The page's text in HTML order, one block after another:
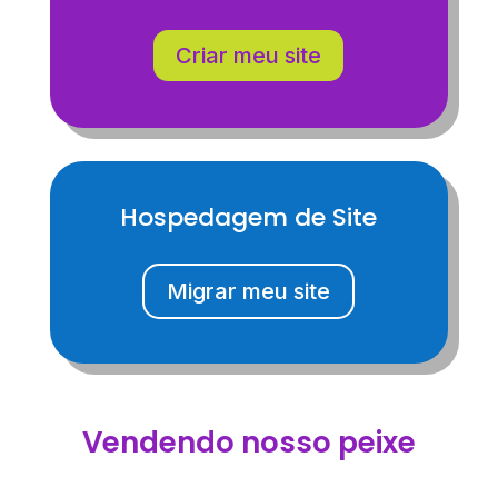
Criar meu site
Hospedagem de Site
Migrar meu site
Vendendo nosso peixe